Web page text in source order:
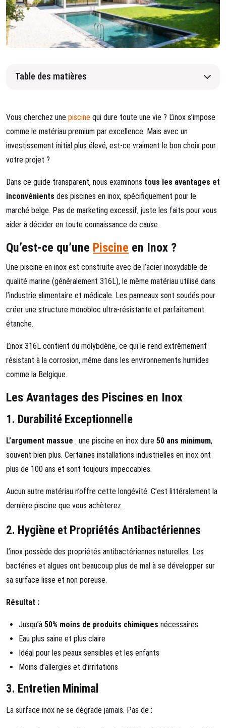
Table des matières
Vous cherchez une piscine qui dure toute une vie ? L’inox s’impose
comme le matériau premium par excellence. Mais avec un
investissement initial plus élevé, est-ce vraiment le bon choix pour
votre projet ?
Dans ce guide transparent, nous examinons tous les avantages et
inconvénients des piscines en inox, spécifiquement pour le
marché belge. Pas de marketing excessif, juste les faits pour vous
aider à décider en toute connaissance de cause.
Qu’est-ce qu’une Piscine en Inox ?
Une piscine en inox est construite avec de l’acier inoxydable de
qualité marine (généralement 316L), le même matériau utilisé dans
l’industrie alimentaire et médicale. Les panneaux sont soudés pour
créer une structure monobloc ultra-résistante et parfaitement
étanche.
L’inox 316L contient du molybdène, ce qui le rend extrêmement
résistant à la corrosion, même dans les environnements humides
comme la Belgique.
Les Avantages des Piscines en Inox
1. Durabilité Exceptionnelle
L’argument massue : une piscine en inox dure 50 ans minimum,
souvent bien plus. Certaines installations industrielles en inox ont
plus de 100 ans et sont toujours impeccables.
Aucun autre matériau n’offre cette longévité. C’est littéralement la
dernière piscine que vous achèterez.
2. Hygiène et Propriétés Antibactériennes
L’inox possède des propriétés antibactériennes naturelles. Les
bactéries et algues ont beaucoup plus de mal à se développer sur
sa surface lisse et non poreuse.
Résultat :
Jusqu’à 50% moins de produits chimiques nécessaires
Eau plus saine et plus claire
Idéal pour les peaux sensibles et les enfants
Moins d’allergies et d’irritations
3. Entretien Minimal
La surface inox ne se dégrade jamais. Pas de :